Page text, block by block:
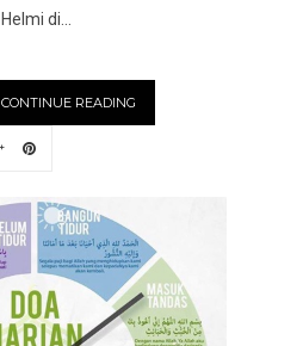
Helmi di...
CONTINUE READING